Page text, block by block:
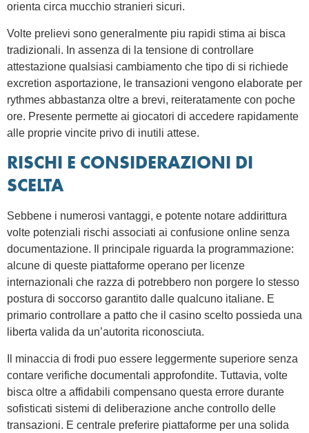
orienta circa mucchio stranieri sicuri.
Volte prelievi sono generalmente piu rapidi stima ai bisca
tradizionali. In assenza di la tensione di controllare
attestazione qualsiasi cambiamento che tipo di si richiede
excretion asportazione, le transazioni vengono elaborate per
rythmes abbastanza oltre a brevi, reiteratamente con poche
ore. Presente permette ai giocatori di accedere rapidamente
alle proprie vincite privo di inutili attese.
RISCHI E CONSIDERAZIONI DI
SCELTA
Sebbene i numerosi vantaggi, e potente notare addirittura
volte potenziali rischi associati ai confusione online senza
documentazione. Il principale riguarda la programmazione:
alcune di queste piattaforme operano per licenze
internazionali che razza di potrebbero non porgere lo stesso
postura di soccorso garantito dalle qualcuno italiane. E
primario controllare a patto che il casino scelto possieda una
liberta valida da un’autorita riconosciuta.
Il minaccia di frodi puo essere leggermente superiore senza
contare verifiche documentali approfondite. Tuttavia, volte
bisca oltre a affidabili compensano questa errore durante
sofisticati sistemi di deliberazione anche controllo delle
transazioni. E centrale preferire piattaforme per una solida